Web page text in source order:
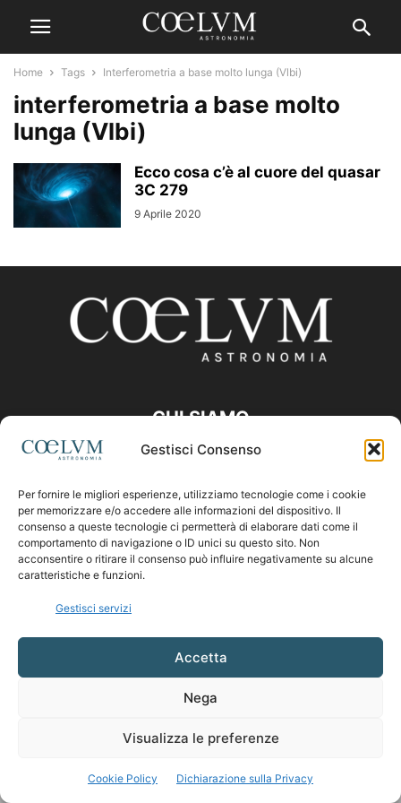
Gestisci Consenso
Per fornire le migliori esperienze, utilizziamo tecnologie come i cookie
per memorizzare e/o accedere alle informazioni del dispositivo. Il
consenso a queste tecnologie ci permetterà di elaborare dati come il
comportamento di navigazione o ID unici su questo sito. Non
acconsentire o ritirare il consenso può influire negativamente su alcune
caratteristiche e funzioni.
Gestisci servizi
Accetta
Nega
Visualizza le preferenze
Cookie Policy Dichiarazione sulla Privacy
Home Tags Interferometria a base molto lunga (Vlbi)
interferometria a base molto
lunga (Vlbi)
Ecco cosa c’è al cuore del quasar
3C 279
9 Aprile 2020
CHI SIAMO
SEGUICI